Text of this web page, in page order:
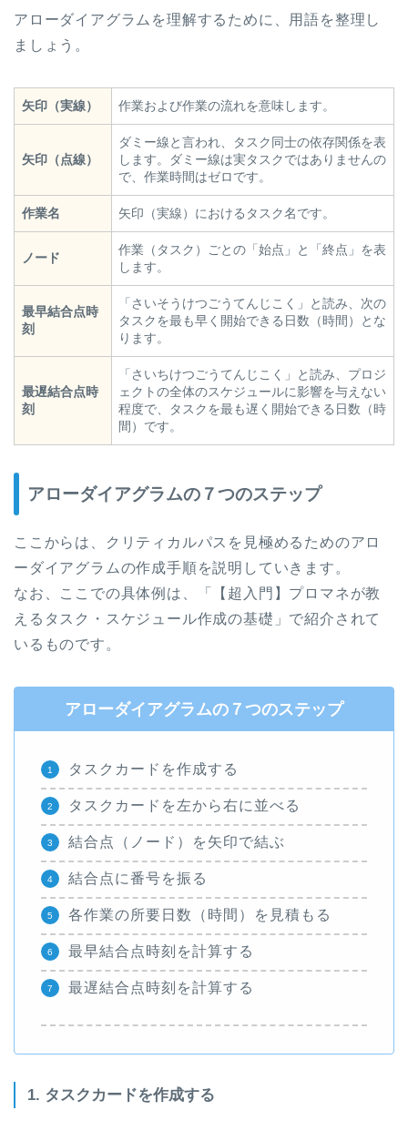
アローダイアグラムを理解するために、用語を整理し
ましょう。
矢印（実線） 作業および作業の流れを意味します。
矢印（点線）
ダミー線と言われ、タスク同士の依存関係を表
します。ダミー線は実タスクではありませんの
で、作業時間はゼロです。
作業名 矢印（実線）におけるタスク名です。
ノード
作業（タスク）ごとの「始点」と「終点」を表
します。
最早結合点時
刻
「さいそうけつごうてんじこく」と読み、次の
タスクを最も早く開始できる日数（時間）とな
ります。
最遅結合点時
刻
「さいちけつごうてんじこく」と読み、プロジ
ェクトの全体のスケジュールに影響を与えない
程度で、タスクを最も遅く開始できる日数（時
間）です。
アローダイアグラムの７つのステップ
ここからは、クリティカルパスを見極めるためのアロ
ーダイアグラムの作成手順を説明していきます。
なお、ここでの具体例は、「【超入門】プロマネが教
えるタスク・スケジュール作成の基礎」で紹介されて
いるものです。
アローダイアグラムの７つのステップ
タスクカードを作成する
タスクカードを左から右に並べる
結合点（ノード）を矢印で結ぶ
結合点に番号を振る
各作業の所要日数（時間）を見積もる
最早結合点時刻を計算する
最遅結合点時刻を計算する
1. タスクカードを作成する